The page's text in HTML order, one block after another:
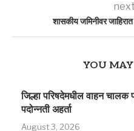
शासकीय जमिनीवर
YOU
जिल्हा परिषदेमधील वाहन चालक
पदोन्नती अहर्ता
August 3, 2026